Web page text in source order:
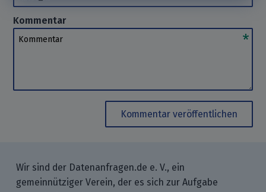
Kommentar
Kommentar
Kommentar veröffentlichen
Wir sind der Datenanfragen.de e. V., ein
gemeinnütziger Verein, der es sich zur Aufgabe